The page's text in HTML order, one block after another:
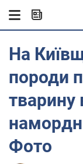
На
породи
тварину
Фото